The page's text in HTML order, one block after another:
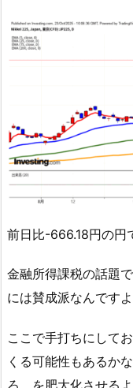
前日比-666.18円の円
金融所得課税の話題
には賛成派なんですよ
ここで手打ちにして
くる可能性もあるか